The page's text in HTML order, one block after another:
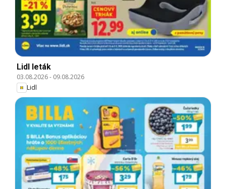
Lidl leták
03.08.2026- 09.08.2026
Lidl